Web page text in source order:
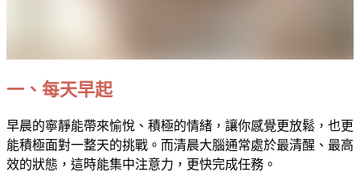
一、每天早起
早晨的寧靜能帶來愉悅、積極的情緒，讓你感覺更放鬆，也更
能積極面對一整天的挑戰。而清晨大腦通常處於最清醒、最高
效的狀態，這時能集中注意力，更快完成任務。